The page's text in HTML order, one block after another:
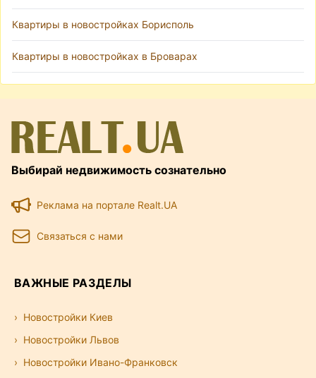
Квартиры в новостройках Борисполь
Квартиры в новостройках в Броварах
Выбирай недвижимость сознательно
Реклама на портале Realt.UA
Связаться с нами
ВАЖНЫЕ РАЗДЕЛЫ
Новостройки Киев
Новостройки Львов
Новостройки Ивано-Франковск